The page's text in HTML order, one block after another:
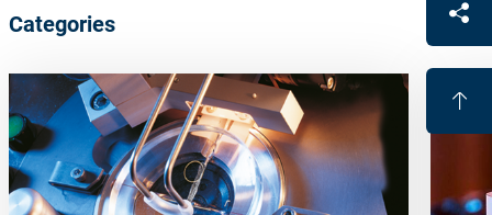
Categories